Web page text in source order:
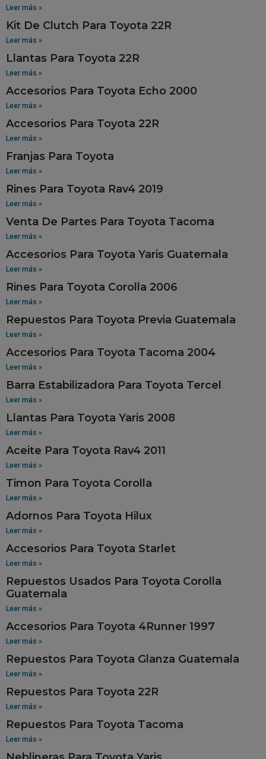
Leer más »
Kit De Clutch Para Toyota 22R
Leer más »
Llantas Para Toyota 22R
Leer más »
Accesorios Para Toyota Echo 2000
Leer más »
Accesorios Para Toyota 22R
Leer más »
Franjas Para Toyota
Leer más »
Rines Para Toyota Rav4 2019
Leer más »
Venta De Partes Para Toyota Tacoma
Leer más »
Accesorios Para Toyota Yaris Guatemala
Leer más »
Rines Para Toyota Corolla 2006
Leer más »
Repuestos Para Toyota Previa Guatemala
Leer más »
Accesorios Para Toyota Tacoma 2004
Leer más »
Barra Estabilizadora Para Toyota Tercel
Leer más »
Llantas Para Toyota Yaris 2008
Leer más »
Aceite Para Toyota Rav4 2011
Leer más »
Timon Para Toyota Corolla
Leer más »
Adornos Para Toyota Hilux
Leer más »
Accesorios Para Toyota Starlet
Leer más »
Repuestos Usados Para Toyota Corolla
Guatemala
Leer más »
Accesorios Para Toyota 4Runner 1997
Leer más »
Repuestos Para Toyota Glanza Guatemala
Leer más »
Repuestos Para Toyota 22R
Leer más »
Repuestos Para Toyota Tacoma
Leer más »